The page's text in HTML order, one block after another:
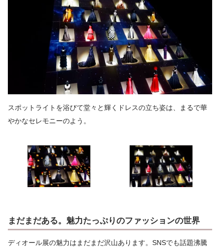
スポットライトを浴びて堂々と輝くドレスの立ち姿は、まるで華
やかなセレモニーのよう。
まだまだある。魅力たっぷりのファッションの世界
ディオール展の魅力はまだまだ沢山あります。SNSでも話題沸騰